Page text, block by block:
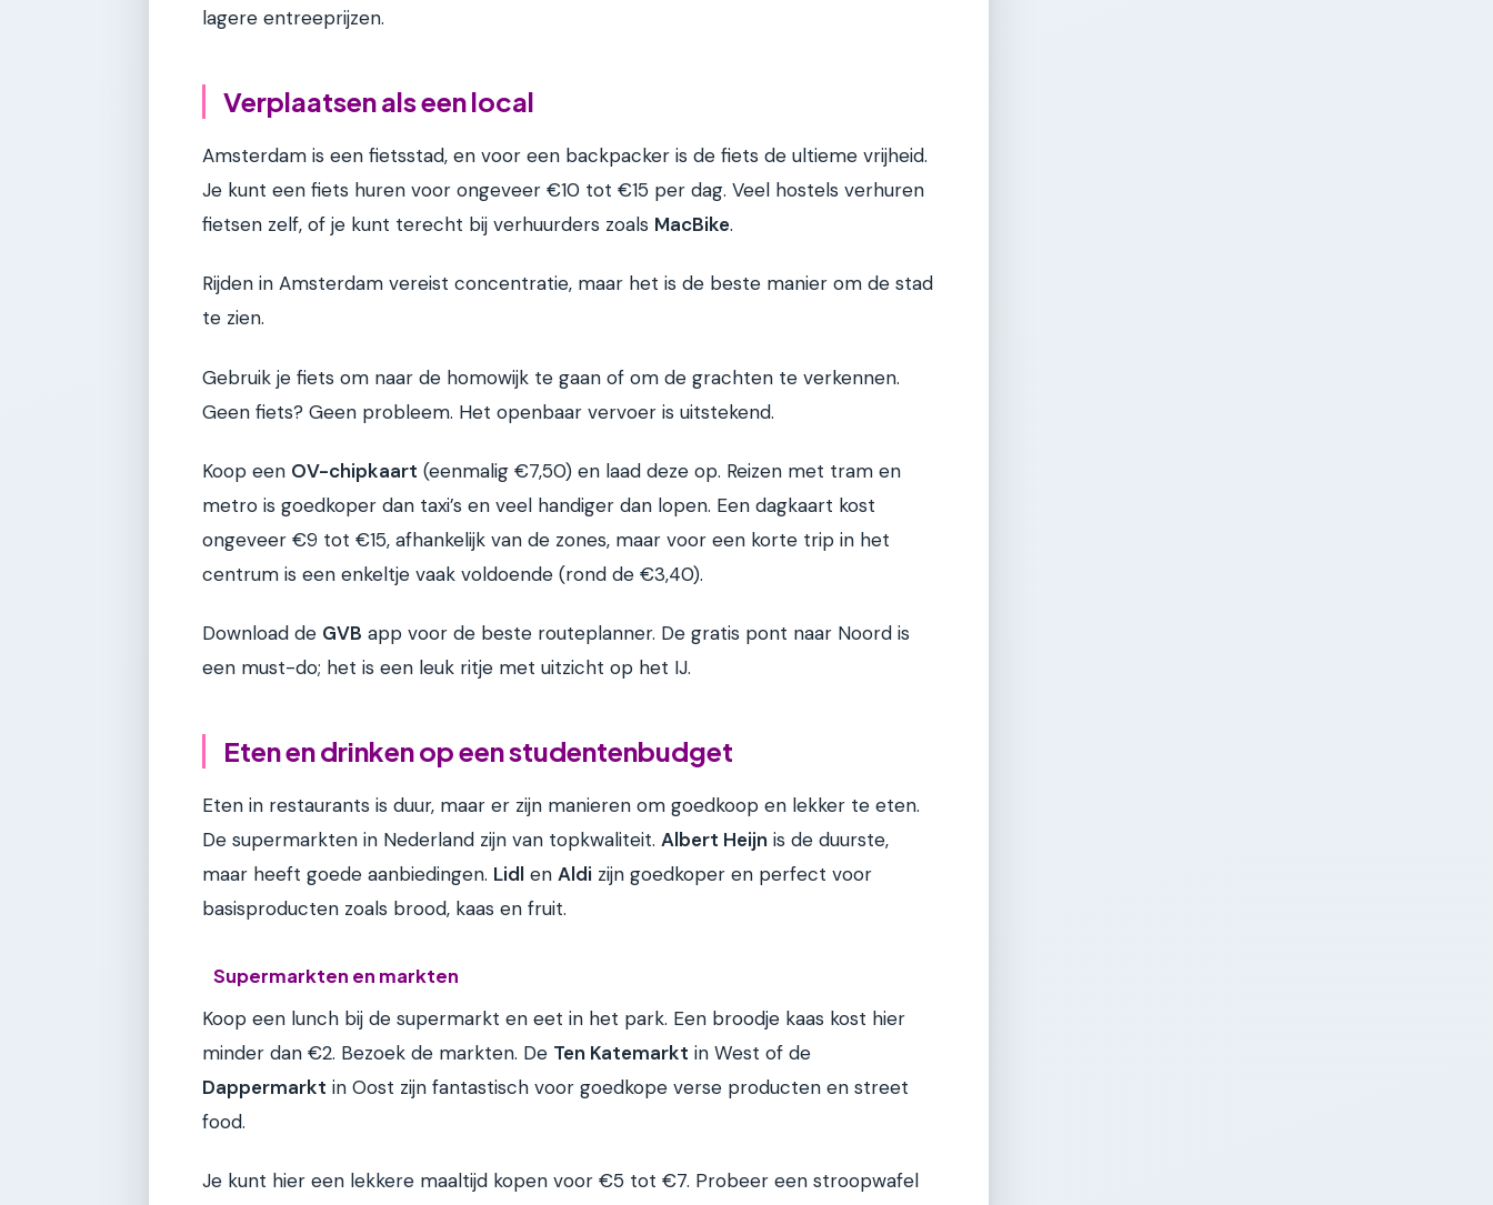
lagere entreeprijzen.
Verplaatsen als een local
Amsterdam is een fietsstad, en voor een backpacker is de fiets de ultieme vrijheid.
Je kunt een fiets huren voor ongeveer €10 tot €15 per dag. Veel hostels verhuren
fietsen zelf, of je kunt terecht bij verhuurders zoals MacBike.
Rijden in Amsterdam vereist concentratie, maar het is de beste manier om de stad
te zien.
Gebruik je fiets om naar de homowijk te gaan of om de grachten te verkennen.
Geen fiets? Geen probleem. Het openbaar vervoer is uitstekend.
Koop een OV-chipkaart (eenmalig €7,50) en laad deze op. Reizen met tram en
metro is goedkoper dan taxi’s en veel handiger dan lopen. Een dagkaart kost
ongeveer €9 tot €15, afhankelijk van de zones, maar voor een korte trip in het
centrum is een enkeltje vaak voldoende (rond de €3,40).
Download de GVB app voor de beste routeplanner. De gratis pont naar Noord is
een must-do; het is een leuk ritje met uitzicht op het IJ.
Eten en drinken op een studentenbudget
Eten in restaurants is duur, maar er zijn manieren om goedkoop en lekker te eten.
De supermarkten in Nederland zijn van topkwaliteit. Albert Heijn is de duurste,
maar heeft goede aanbiedingen. Lidl en Aldi zijn goedkoper en perfect voor
basisproducten zoals brood, kaas en fruit.
Supermarkten en markten
Koop een lunch bij de supermarkt en eet in het park. Een broodje kaas kost hier
minder dan €2. Bezoek de markten. De Ten Katemarkt in West of de
Dappermarkt in Oost zijn fantastisch voor goedkope verse producten en street
food.
Je kunt hier een lekkere maaltijd kopen voor €5 tot €7. Probeer een stroopwafel